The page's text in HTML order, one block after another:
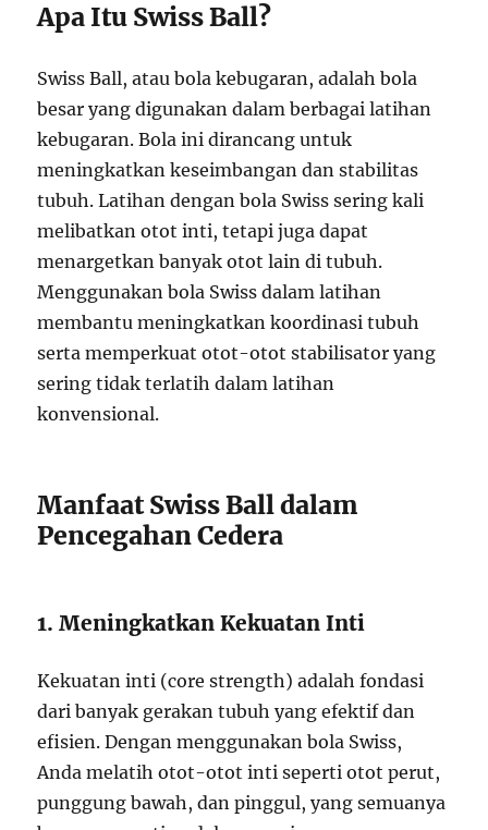
Apa Itu Swiss Ball?
Swiss Ball, atau bola kebugaran, adalah bola
besar yang digunakan dalam berbagai latihan
kebugaran. Bola ini dirancang untuk
meningkatkan keseimbangan dan stabilitas
tubuh. Latihan dengan bola Swiss sering kali
melibatkan otot inti, tetapi juga dapat
menargetkan banyak otot lain di tubuh.
Menggunakan bola Swiss dalam latihan
membantu meningkatkan koordinasi tubuh
serta memperkuat otot-otot stabilisator yang
sering tidak terlatih dalam latihan
konvensional.
Manfaat Swiss Ball dalam
Pencegahan Cedera
1. Meningkatkan Kekuatan Inti
Kekuatan inti (core strength) adalah fondasi
dari banyak gerakan tubuh yang efektif dan
efisien. Dengan menggunakan bola Swiss,
Anda melatih otot-otot inti seperti otot perut,
punggung bawah, dan pinggul, yang semuanya